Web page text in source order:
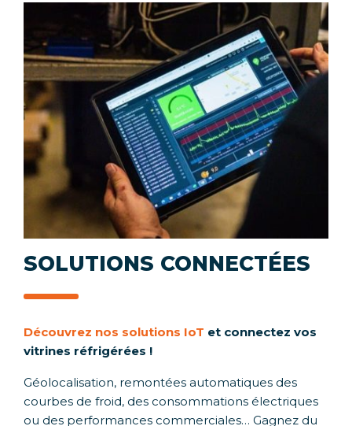
SOLUTIONS CONNECTÉES
Découvrez nos solutions IoT et connectez vos
vitrines réfrigérées !
Géolocalisation, remontées automatiques des
courbes de froid, des consommations électriques
ou des performances commerciales… Gagnez du